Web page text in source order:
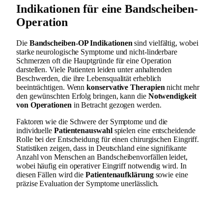
Indikationen für eine Bandscheiben-
Operation
Die Bandscheiben-OP Indikationen sind vielfältig, wobei
starke neurologische Symptome und nicht-linderbare
Schmerzen oft die Hauptgründe für eine Operation
darstellen. Viele Patienten leiden unter anhaltenden
Beschwerden, die ihre Lebensqualität erheblich
beeinträchtigen. Wennkonservative Therapien nicht mehr
den gewünschten Erfolg bringen, kann die Notwendigkeit
von Operationen in Betracht gezogen werden.
Faktoren wie die Schwere der Symptome und die
individuelle Patientenauswahlspielen eine entscheidende
Rolle bei der Entscheidung für einen chirurgischen Eingriff.
Statistiken zeigen, dass in Deutschland eine signifikante
Anzahl von Menschen an Bandscheibenvorfällen leidet,
wobei häufig ein operativer Eingriff notwendig wird. In
diesen Fällen wird diePatientenaufklärungsowie eine
präzise Evaluation der Symptome unerlässlich.